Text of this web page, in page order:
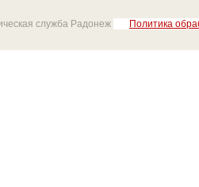
служба Радонеж Политика